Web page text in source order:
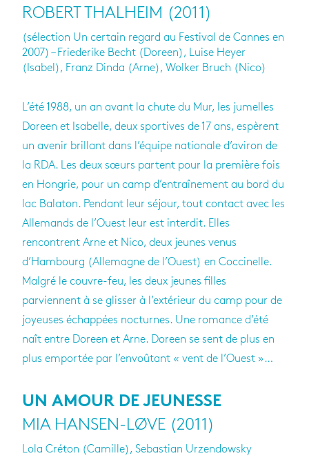
ROBERT THALHEIM (2011)
(sélection Un certain regard au Festival de Cannes en
2007) – Friederike Becht (Doreen), Luise Heyer
(Isabel), Franz Dinda (Arne), Wolker Bruch (Nico)
L’été 1988, un an avant la chute du Mur, les jumelles
Doreen et Isabelle, deux sportives de 17 ans, espèrent
un avenir brillant dans l’équipe nationale d’aviron de
la RDA. Les deux sœurs partent pour la première fois
en Hongrie, pour un camp d’entraînement au bord du
lac Balaton. Pendant leur séjour, tout contact avec les
Allemands de l’Ouest leur est interdit. Elles
rencontrent Arne et Nico, deux jeunes venus
d’Hambourg (Allemagne de l’Ouest) en Coccinelle.
Malgré le couvre-feu, les deux jeunes filles
parviennent à se glisser à l’extérieur du camp pour de
joyeuses échappées nocturnes. Une romance d’été
naît entre Doreen et Arne. Doreen se sent de plus en
plus emportée par l’envoûtant « vent de l’Ouest »…
UN AMOUR DE JEUNESSE
MIA HANSEN-LØVE (2011)
Lola Créton (Camille), Sebastian Urzendowsky